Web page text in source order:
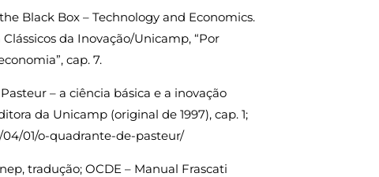
Black Box – Technology and Economics.
da Inovação/Unicamp, “Por
cap. 7.
– a ciência básica e a inovação
da Unicamp (original de 1997), cap. 1;
01/o-quadrante-de-pasteur/
tradução; OCDE – Manual Frascati